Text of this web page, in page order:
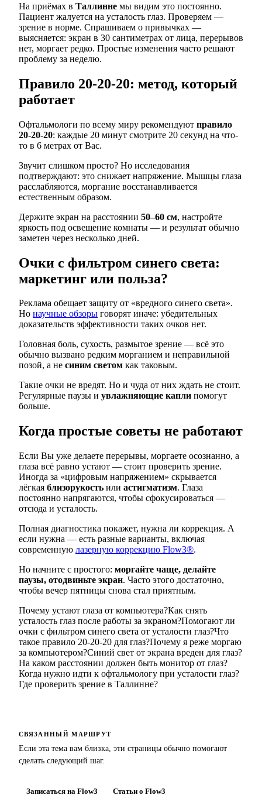
На приёмах в Таллинне мы видим это постоянно.
Пациент жалуется на усталость глаз. Проверяем —
зрение в норме. Спрашиваем о привычках —
выясняется: экран в 30 сантиметрах от лица, перерывов
нет, моргает редко. Простые изменения часто решают
проблему за неделю.
Правило 20-20-20: метод, который
работает
Офтальмологи по всему миру рекомендуют правило
20-20-20: каждые 20 минут смотрите 20 секунд на что-
то в 6 метрах от Вас.
Звучит слишком просто? Но исследования
подтверждают: это снижает напряжение. Мышцы глаза
расслабляются, моргание восстанавливается
естественным образом.
Держите экран на расстоянии 50–60 см, настройте
яркость под освещение комнаты — и результат обычно
заметен через несколько дней.
Очки с фильтром синего света:
маркетинг или польза?
Реклама обещает защиту от «вредного синего света».
Но научные обзоры говорят иначе: убедительных
доказательств эффективности таких очков нет.
Головная боль, сухость, размытое зрение — всё это
обычно вызвано редким морганием и неправильной
позой, а не синим светом как таковым.
Такие очки не вредят. Но и чуда от них ждать не стоит.
Регулярные паузы и увлажняющие капли помогут
больше.
Когда простые советы не работают
Если Вы уже делаете перерывы, моргаете осознанно, а
глаза всё равно устают — стоит проверить зрение.
Иногда за «цифровым напряжением» скрывается
лёгкая близорукость или астигматизм. Глаза
постоянно напрягаются, чтобы сфокусироваться —
отсюда и усталость.
Полная диагностика покажет, нужна ли коррекция. А
если нужна — есть разные варианты, включая
современную лазерную коррекцию Flow3®.
Но начните с простого: моргайте чаще, делайте
паузы, отодвиньте экран. Часто этого достаточно,
чтобы вечер пятницы снова стал приятным.
Почему устают глаза от компьютера?Как снять
усталость глаз после работы за экраном?Помогают ли
очки с фильтром синего света от усталости глаз?Что
такое правило 20-20-20 для глаз?Почему я реже моргаю
за компьютером?Синий свет от экрана вреден для глаз?
На каком расстоянии должен быть монитор от глаз?
Когда нужно идти к офтальмологу при усталости глаз?
Где проверить зрение в Таллинне?
СВЯЗАННЫЙ МАРШРУТ
Если эта тема вам близка, эти страницы обычно помогают
сделать следующий шаг.
Записаться на Flow3 Статьи о Flow3